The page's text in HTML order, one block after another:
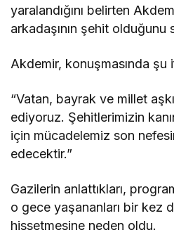
yaralandığını belirten
arkadaşının şehit olduğunu
Akdemir, konuşmasında şu
“Vatan, bayrak ve millet
ediyoruz. Şehitlerimizin
için mücadelemiz son
edecektir.”
Gazilerin anlattıkları,
o gece yaşananları bir kez
hissetmesine neden oldu.